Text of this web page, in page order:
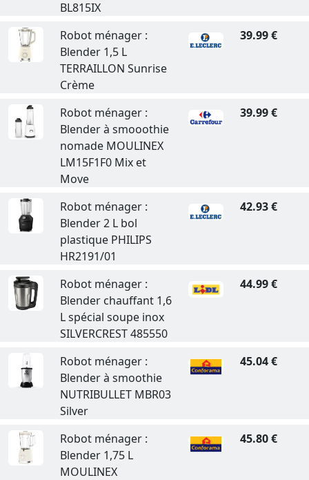
BL815IX
Robot ménager :
Blender 1,5 L
TERRAILLON Sunrise
Crème
39.99 €
Robot ménager :
Blender à smooothie
nomade MOULINEX
LM15F1F0 Mix et
Move
39.99 €
Robot ménager :
Blender 2 L bol
plastique PHILIPS
HR2191/01
42.93 €
Robot ménager :
Blender chauffant 1,6
L spécial soupe inox
SILVERCREST 485550
44.99 €
Robot ménager :
Blender à smoothie
NUTRIBULLET MBR03
Silver
45.04 €
Robot ménager :
Blender 1,75 L
MOULINEX
45.80 €